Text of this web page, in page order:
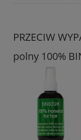
PRZECIW
polny 100%